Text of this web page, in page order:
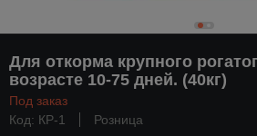
Для откорма крупного
возрасте 10-75 дней. (40кг)
Под заказ
Код: КР-1
Розница